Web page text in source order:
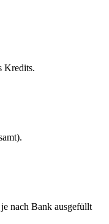
Kredits.
nach Bank ausgefüllt